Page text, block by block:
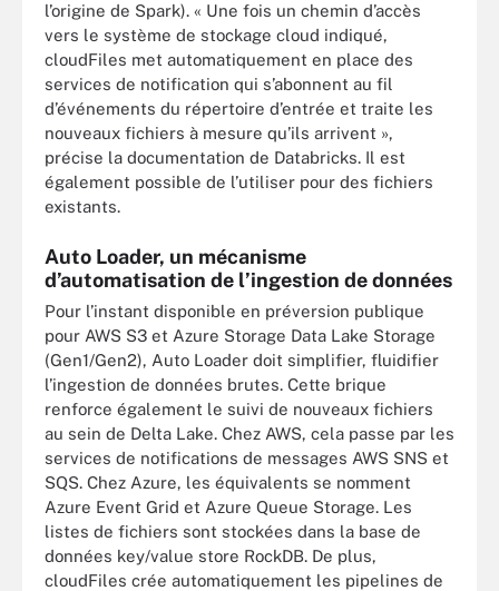
l’origine de Spark). « Une fois un chemin d’accès
vers le système de stockage cloud indiqué,
cloudFiles met automatiquement en place des
services de notification qui s’abonnent au fil
d’événements du répertoire d’entrée et traite les
nouveaux fichiers à mesure qu’ils arrivent »,
précise la documentation de Databricks. Il est
également possible de l’utiliser pour des fichiers
existants.
Auto Loader, un mécanisme
d’automatisation de l’ingestion de données
Pour l’instant disponible en préversion publique
pour AWS S3 et Azure Storage Data Lake Storage
(Gen1/Gen2), Auto Loader doit simplifier, fluidifier
l’ingestion de données brutes. Cette brique
renforce également le suivi de nouveaux fichiers
au sein de Delta Lake. Chez AWS, cela passe par les
services de notifications de messages AWS SNS et
SQS. Chez Azure, les équivalents se nomment
Azure Event Grid et Azure Queue Storage. Les
listes de fichiers sont stockées dans la base de
données key/value store RockDB. De plus,
cloudFiles crée automatiquement les pipelines de